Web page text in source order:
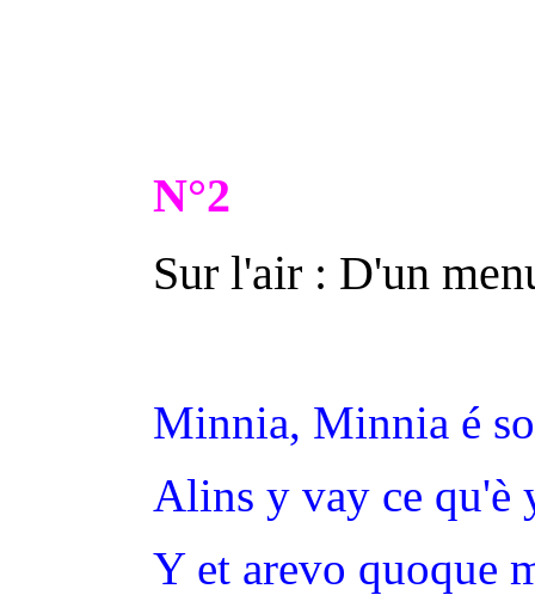
N°2
Sur l'air : D'un
Minnia, Minnia é
Alins y vay ce qu'è
Y et arevo quoque